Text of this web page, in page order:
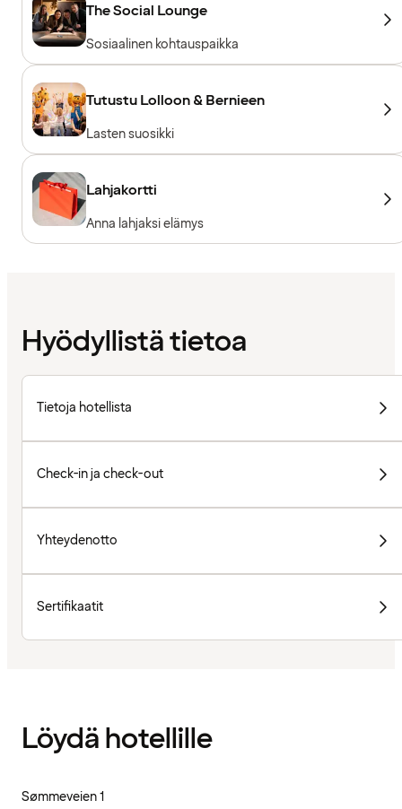
The Social Lounge
Sosiaalinen kohtauspaikka
Tutustu Lolloon & Bernieen
Lasten suosikki
Lahjakortti
Anna lahjaksi elämys
Hyödyllistä tietoa
Tietoja hotellista
Check-in ja check-out
Yhteydenotto
Sertifikaatit
Löydä hotellille
Sømmeveien 1